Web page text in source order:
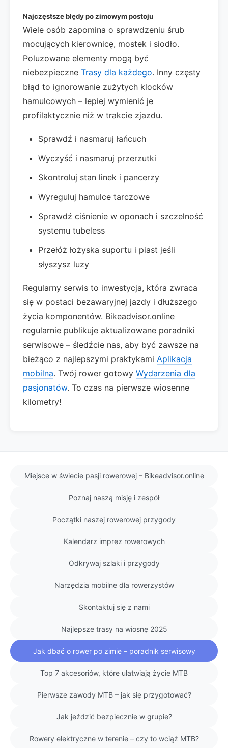
Najczęstsze błędy po zimowym postoju
Wiele osób zapomina o sprawdzeniu śrub
mocujących kierownicę, mostek i siodło.
Poluzowane elementy mogą być
niebezpieczne Trasy dla każdego. Inny częsty
błąd to ignorowanie zużytych klocków
hamulcowych – lepiej wymienić je
profilaktycznie niż w trakcie zjazdu.
Sprawdź i nasmaruj łańcuch
Wyczyść i nasmaruj przerzutki
Skontroluj stan linek i pancerzy
Wyreguluj hamulce tarczowe
Sprawdź ciśnienie w oponach i szczelność
systemu tubeless
Przełóż łożyska suportu i piast jeśli
słyszysz luzy
Regularny serwis to inwestycja, która zwraca
się w postaci bezawaryjnej jazdy i dłuższego
życia komponentów. Bikeadvisor.online
regularnie publikuje aktualizowane poradniki
serwisowe – śledźcie nas, aby być zawsze na
bieżąco z najlepszymi praktykami Aplikacja
mobilna. Twój rower gotowy Wydarzenia dla
pasjonatów. To czas na pierwsze wiosenne
kilometry!
Miejsce w świecie pasji rowerowej – Bikeadvisor.online
Poznaj naszą misję i zespół
Początki naszej rowerowej przygody
Kalendarz imprez rowerowych
Odkrywaj szlaki i przygody
Narzędzia mobilne dla rowerzystów
Skontaktuj się z nami
Najlepsze trasy na wiosnę 2025
Jak dbać o rower po zimie – poradnik serwisowy
Top 7 akcesoriów, które ułatwiają życie MTB
Pierwsze zawody MTB – jak się przygotować?
Jak jeździć bezpiecznie w grupie?
Rowery elektryczne w terenie – czy to wciąż MTB?